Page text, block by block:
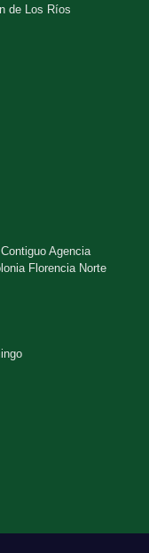
de Los Ríos
Agencia
Florencia Norte